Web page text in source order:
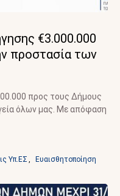
€3.000.000
προστασία των
προς τους Δήμους
όλων μας. Με απόφαση
Υπ.ΕΣ , Ευαισθητοποίηση